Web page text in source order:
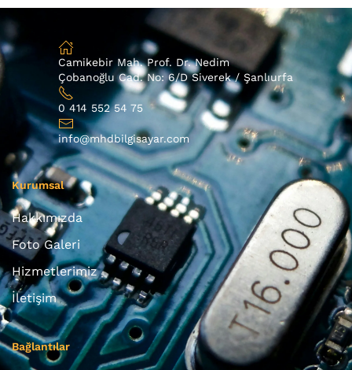
Camikebir Mah. Prof. Dr. Nedim
Çobanoğlu Cad. No: 6/D Siverek / Şanlıurfa
0 414 552 54 75
info@mhdbilgisayar.com
Kurumsal
Hakkımızda
Foto Galeri
Hizmetlerimiz
İletişim
Bağlantılar